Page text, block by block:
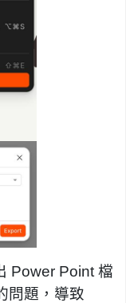
Power Point 檔
問題，導致